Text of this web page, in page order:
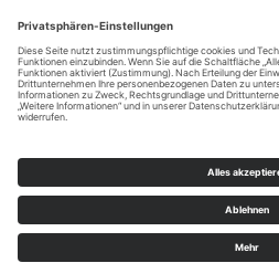
Weitere Informationen finden Sie hier